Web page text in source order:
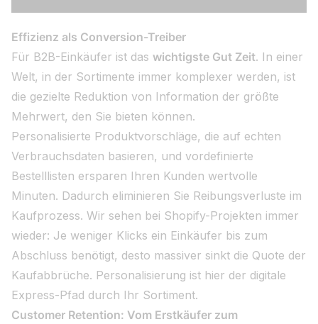
Effizienz als Conversion-Treiber
Für B2B-Einkäufer ist das wichtigste Gut Zeit. In einer
Welt, in der Sortimente immer komplexer werden, ist
die gezielte Reduktion von Information der größte
Mehrwert, den Sie bieten können.
Personalisierte Produktvorschläge, die auf echten
Verbrauchsdaten basieren, und vordefinierte
Bestelllisten ersparen Ihren Kunden wertvolle
Minuten. Dadurch eliminieren Sie Reibungsverluste im
Kaufprozess. Wir sehen bei Shopify-Projekten immer
wieder: Je weniger Klicks ein Einkäufer bis zum
Abschluss benötigt, desto massiver sinkt die Quote der
Kaufabbrüche. Personalisierung ist hier der digitale
Express-Pfad durch Ihr Sortiment.
Customer Retention: Vom Erstkäufer zum